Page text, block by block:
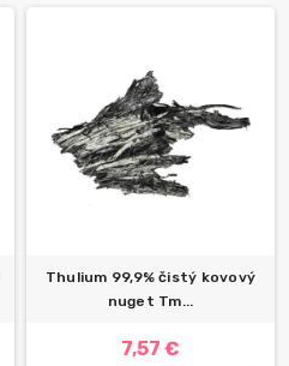
Thulium 99,9% čistý kovový
nuget Tm...
7,57 €